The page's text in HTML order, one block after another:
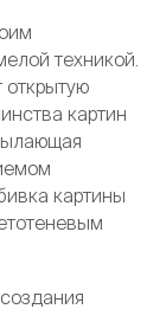
техникой.
открытую
картин
картины